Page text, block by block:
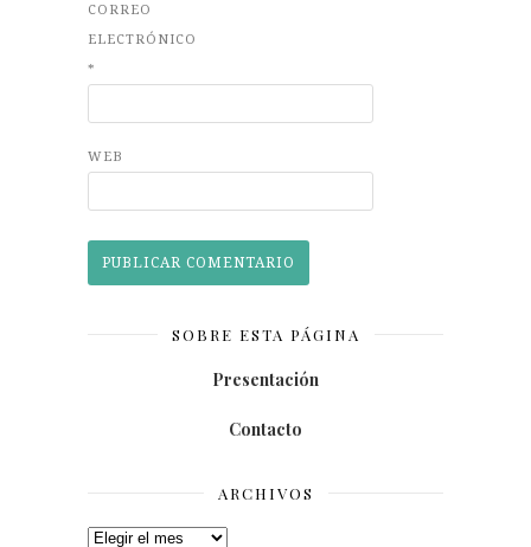
CORREO
ELECTRÓNICO
*
WEB
SOBRE ESTA PÁGINA
Presentación
Contacto
ARCHIVOS
Archivos